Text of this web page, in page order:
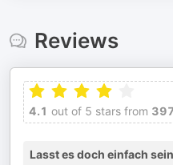
Reviews
4.1 out of 5 stars from
Lasst es doch einfach